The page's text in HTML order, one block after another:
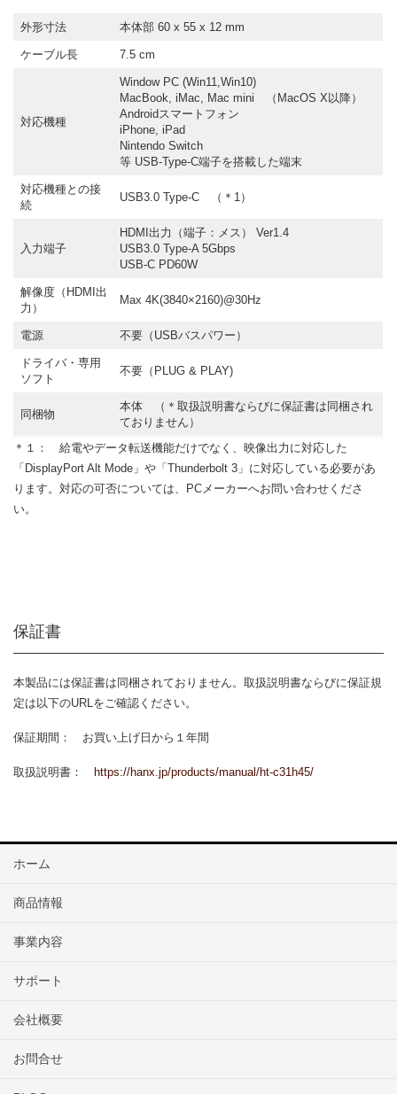
外形寸法 本体部 60 x 55 x 12 mm
ケーブル長 7.5 cm
対応機種
Window PC (Win11,Win10)
MacBook, iMac, Mac mini （MacOS X以降）
Androidスマートフォン
iPhone, iPad
Nintendo Switch
等 USB-Type-C端子を搭載した端末
対応機種との接
続
USB3.0 Type-C （＊1）
入力端子
HDMI出力（端子：メス） Ver1.4
USB3.0 Type-A 5Gbps
USB-C PD60W
解像度（HDMI出
力）
Max 4K(3840×2160)@30Hz
電源 不要（USBバスパワー）
ドライバ・専用
ソフト
不要（PLUG & PLAY)
同梱物
本体 （＊取扱説明書ならびに保証書は同梱され
ておりません）
＊１： 給電やデータ転送機能だけでなく、映像出力に対応した
「DisplayPort Alt Mode」や「Thunderbolt 3」に対応している必要があ
ります。対応の可否については、PCメーカーへお問い合わせくださ
い。
保証書
本製品には保証書は同梱されておりません。取扱説明書ならびに保証規
定は以下のURLをご確認ください。
保証期間： お買い上げ日から１年間
取扱説明書： https://hanx.jp/products/manual/ht-c31h45/
ホーム
商品情報
事業内容
サポート
会社概要
お問合せ